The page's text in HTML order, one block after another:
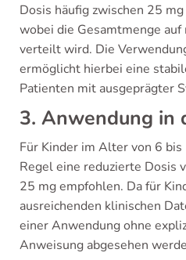
Dosis häufig zwischen 25
wobei die Gesamtmenge
verteilt wird. Die
ermöglicht hierbei eine
Patienten mit ausgeprägter
3. Anwendung in
Für Kinder im Alter von 6
Regel eine reduzierte Dosis
25 mg empfohlen. Da für
ausreichenden klinischen
einer Anwendung ohne
Anweisung abgesehen